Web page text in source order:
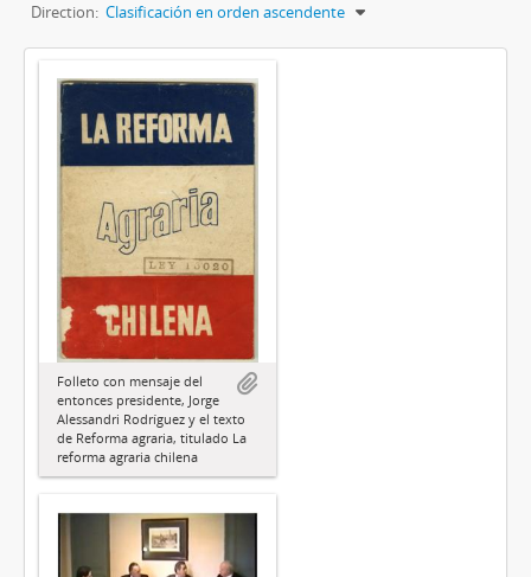
Direction: Clasificación en orden ascendente
Folleto con mensaje del
entonces presidente, Jorge
Alessandri Rodríguez y el texto
de Reforma agraria, titulado La
reforma agraria chilena